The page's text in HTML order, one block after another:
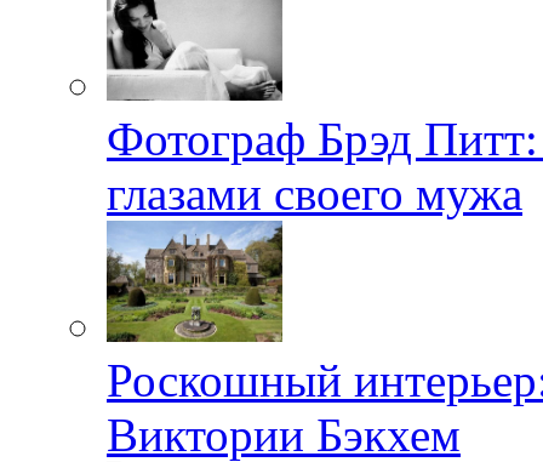
Фотограф Брэд
глазами своего мужа
Роскошный
Виктории Бэкхем